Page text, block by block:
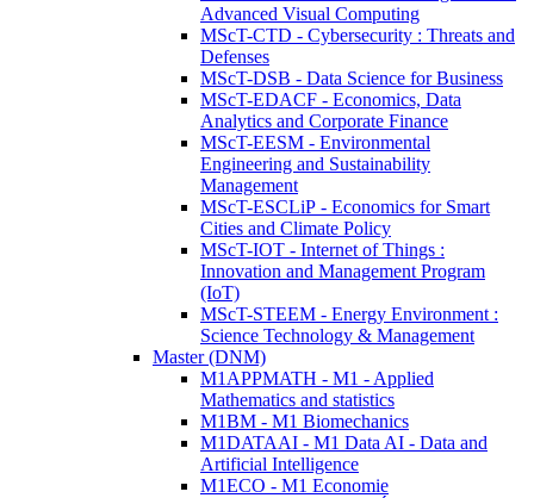
Advanced Visual Computing
MScT-CTD - Cybersecurity : Threats and
Defenses
MScT-DSB - Data Science for Business
MScT-EDACF - Economics, Data
Analytics and Corporate Finance
MScT-EESM - Environmental
Engineering and Sustainability
Management
MScT-ESCLiP - Economics for Smart
Cities and Climate Policy
MScT-IOT - Internet of Things :
Innovation and Management Program
(IoT)
MScT-STEEM - Energy Environment :
Science Technology & Management
Master (DNM)
M1APPMATH - M1 - Applied
Mathematics and statistics
M1BM - M1 Biomechanics
M1DATAAI - M1 Data AI - Data and
Artificial Intelligence
M1ECO - M1 Economie